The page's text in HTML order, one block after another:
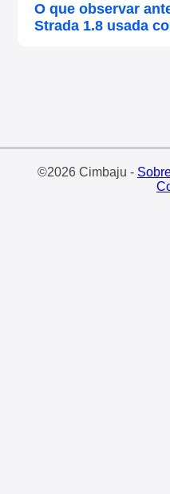
O que observar
Strada 1.8 usada
©2026 Cimbaju -